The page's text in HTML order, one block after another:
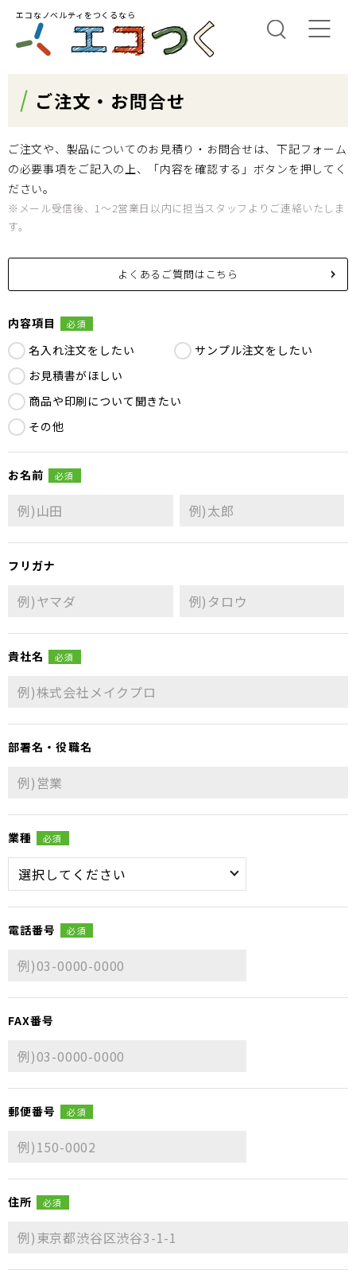
エコなノベルティをつくるなら
ご注文・お問合せ
ご注文や、製品についてのお見積り・お問合せは、下記フォーム
の必要事項をご記入の上、「内容を確認する」ボタンを押してく
ださい。
※メール受信後、1～2営業日以内に担当スタッフよりご連絡いたしま
す。
よくあるご質問はこちら
内容項目 必須
名入れ注文をしたい
サンプル注文をしたい
お見積書がほしい
商品や印刷について聞きたい
その他
お名前 必須
フリガナ
貴社名 必須
部署名・役職名
業種 必須
電話番号 必須
FAX番号
郵便番号 必須
住所 必須